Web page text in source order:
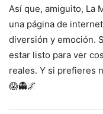
Así que, amiguito, La
una página de
diversión y emoción.
estar listo para ver
reales. Y si prefieres
😱👻🌌